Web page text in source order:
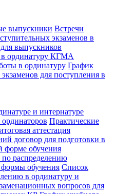
выпускники Встречи
экзаменов в
выпускников
ординатуру КГМА
в ординатуру График
для поступления в
и интернатуре
Практические
аттестация
договор для подготовки в
форме обучения
распределению
обучения Список
в ординатуру и
вопросов для